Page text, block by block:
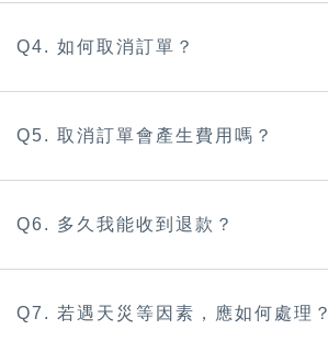
Q4. 如何取消訂單？
Q5. 取消訂單會產生費用嗎？
Q6. 多久我能收到退款？
Q7. 若遇天災等因素，應如何處理？